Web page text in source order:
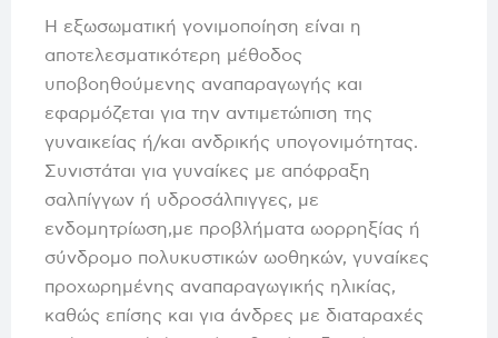
Η εξωσωματική γονιμοποίηση είναι η
αποτελεσματικότερη μέθοδος
υποβοηθούμενης αναπαραγωγής και
εφαρμόζεται για την αντιμετώπιση της
γυναικείας ή/και ανδρικής υπογονιμότητας.
Συνιστάται για γυναίκες με απόφραξη
σαλπίγγων ή υδροσάλπιγγες, με
ενδομητρίωση,με προβλήματα ωορρηξίας ή
σύνδρομο πολυκυστικών ωοθηκών, γυναίκες
προχωρημένης αναπαραγωγικής ηλικίας,
καθώς επίσης και για άνδρες με διαταραχές